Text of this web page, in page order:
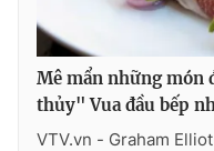
Mê mẩn những món
thủy" Vua đầu bếp
VTV.vn - Graham